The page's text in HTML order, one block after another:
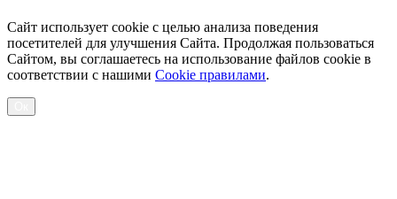
Сайт использует cookie с целью анализа поведения
посетителей для улучшения Сайта. Продолжая пользоваться
Сайтом, вы соглашаетесь на использование файлов cookie в
соответствии с нашими Cookiе правилами.